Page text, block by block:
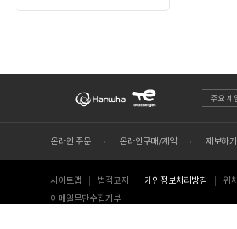
주요 계
온라인 주문 온라인구매/계약 제보하기
사이트맵 법적고지 개인정보처리방침
위
이메일무단수집거부